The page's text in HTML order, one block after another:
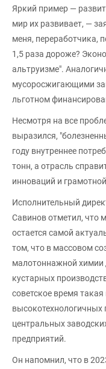
Яркий пример —
мир их развивает, —
меня, переработчика,
1,5 раза дороже?
альтруизме".
мусоросжигающими
льготном
Несмотря на все
выразился,
году внутреннее
тонн, а отрасль
инноваций и
Исполнительный
Савинов отметил, что
остается самой
том, что в массовом
малотоннажной химии
кустарных
советское время
высокотехнологичных
центральных
предприятий.
Он напомнил, что в